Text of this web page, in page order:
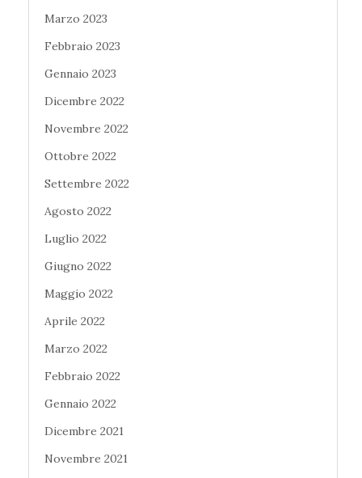
Marzo 2023
Febbraio 2023
Gennaio 2023
Dicembre 2022
Novembre 2022
Ottobre 2022
Settembre 2022
Agosto 2022
Luglio 2022
Giugno 2022
Maggio 2022
Aprile 2022
Marzo 2022
Febbraio 2022
Gennaio 2022
Dicembre 2021
Novembre 2021